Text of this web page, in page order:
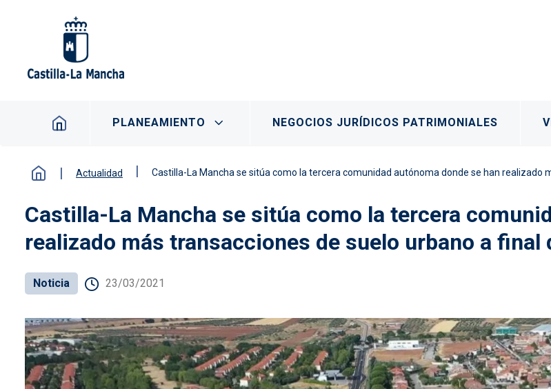
Navegación principal
PLANEAMIENTO NEGOCIOS JURÍDICOS PATRIMONIALES
Actualidad Castilla-La Mancha se sitúa como la tercera comunidad autónoma donde se han realizado
Castilla-La Mancha se sitúa como la tercera
realizado más transacciones de suelo urbano a final
Noticia 23/03/2021